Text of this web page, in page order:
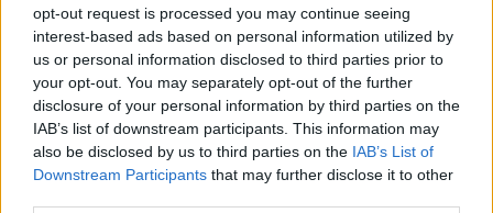
opt-out request is processed you may continue seeing
interest-based ads based on personal information utilized by
us or personal information disclosed to third parties prior to
your opt-out. You may separately opt-out of the further
disclosure of your personal information by third parties on the
IAB’s list of downstream participants. This information may
also be disclosed by us to third parties on the IAB’s List of
Downstream Participants that may further disclose it to other
Continua a leggere
FUORI PORTA